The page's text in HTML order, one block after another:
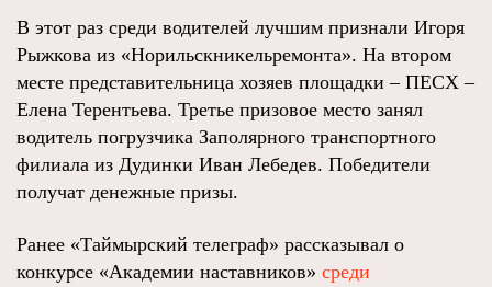
В этот раз среди водителей лучшим признали Игоря
Рыжкова из «Норильскникельремонта». На втором
месте представительница хозяев площадки – ПЕСХ –
Елена Терентьева. Третье призовое место занял
водитель погрузчика Заполярного транспортного
филиала из Дудинки Иван Лебедев. Победители
получат денежные призы.
Ранее «Таймырский телеграф» рассказывал о
конкурсе «Академии наставников» среди